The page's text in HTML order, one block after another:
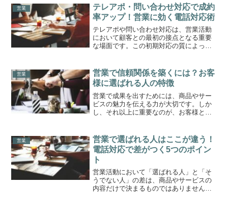
り、新規顧客を開拓するための代表的な
手法の一つでした。しかし...
営業
テレアポ・問い合わせ対応で成約
率アップ！営業に効く電話対応術
テレアポや問い合わせ対応は、営業活動
において顧客との最初の接点となる重要
な場面です。この初期対応の質によっ
っていても、電話対応の印象によって
「話を進めたい」と思われるか...
営業
営業で信頼関係を築くには？お客
様に選ばれる人の特徴
営業で成果を出すためには、商品やサー
ビスの魅力を伝える力が大切です。しか
し、それ以上に重要なのが、お客様との
疑念がある状態では、契約にはつながり
にくくなります。お客様は...
営業
営業で選ばれる人はここが違う！
電話対応で差がつく5つのポイン
ト
営業活動において「選ばれる人」と「そ
うでない人」の差は、商品やサービスの
内容だけで決まるものではありません。